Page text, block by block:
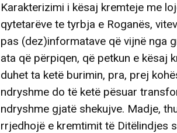
Karakterizimi i kësaj kremteje me
qytetarëve te tyrbja e Roganës,
pas (dez)informatave që vijnë nga
ata që përpiqen, që petkun e kësaj
duhet ta ketë burimin, pra, prej
ndryshme do të ketë pësuar
ndryshme gjatë shekujve. Madje,
rrjedhojë e kremtimit të Ditëlindjes